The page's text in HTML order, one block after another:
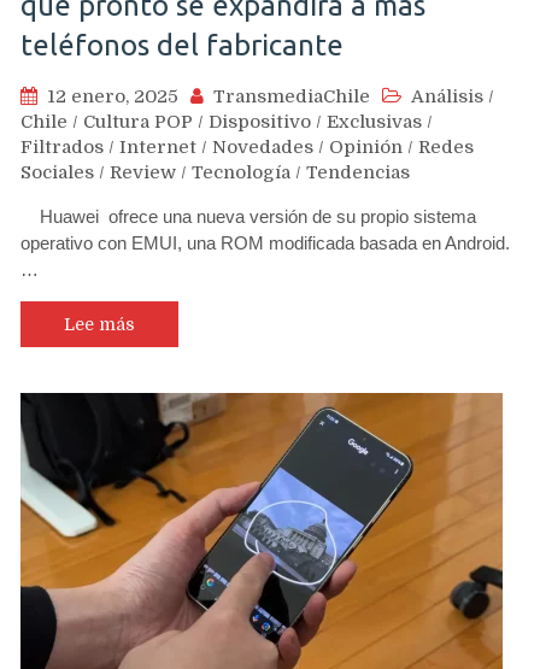
teléfonos del fabricante
12 enero, 2025 TransmediaChile Análisis /
Chile / Cultura POP / Dispositivo / Exclusivas /
Filtrados / Internet / Novedades / Opinión / Redes
Sociales / Review / Tecnología / Tendencias
Huawei ofrece una nueva versión de su propio sistema
operativo con EMUI, una ROM modificada basada en Android.
…
Lee más